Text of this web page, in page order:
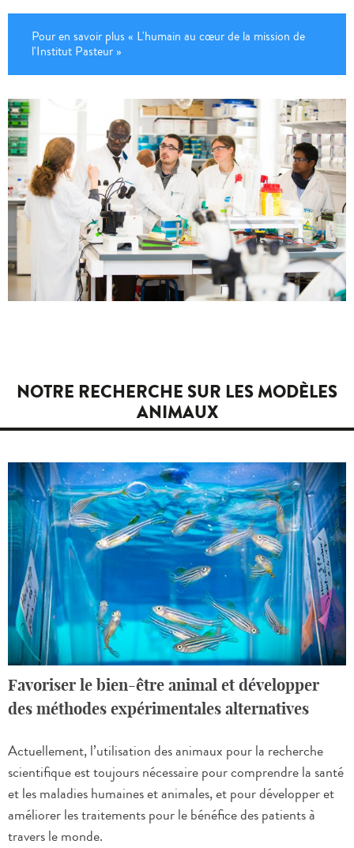
Pour en savoir plus « L'humain au cœur de la mission de
l'Institut Pasteur »
NOTRE RECHERCHE SUR LES MODÈLES
ANIMAUX
Favoriser le bien-être animal et développer
des méthodes expérimentales alternatives
Actuellement, l’utilisation des animaux pour la recherche
scientifique est toujours nécessaire pour comprendre la santé
et les maladies humaines et animales, et pour développer et
améliorer les traitements pour le bénéfice des patients à
travers le monde.